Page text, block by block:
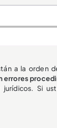
a la orden
errores
jurídicos. Si